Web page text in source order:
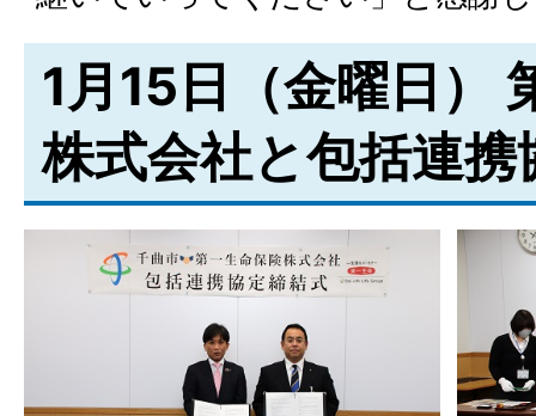
1月15日（金曜日）
株式会社と包括連携